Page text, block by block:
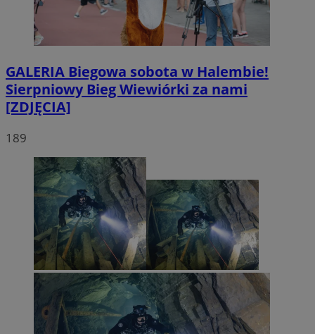
GALERIA Biegowa sobota w Halembie!
Sierpniowy Bieg Wiewiórki za nami
[ZDJĘCIA]
189